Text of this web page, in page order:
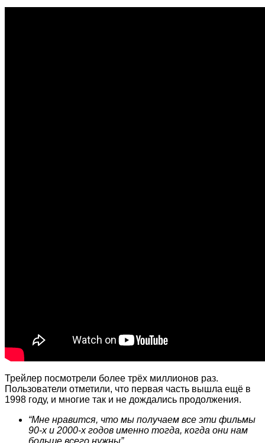
Трейлер посмотрели более трёх миллионов раз.
Пользователи отметили, что первая часть вышла ещё в
1998 году, и многие так и не дождались продолжения.
“Мне нравится, что мы получаем все эти фильмы
90-х и 2000-х годов именно тогда, когда они нам